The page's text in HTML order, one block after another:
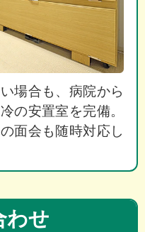
場合も、病院から
の安置室を完備。
面会も随時対応し
わせ